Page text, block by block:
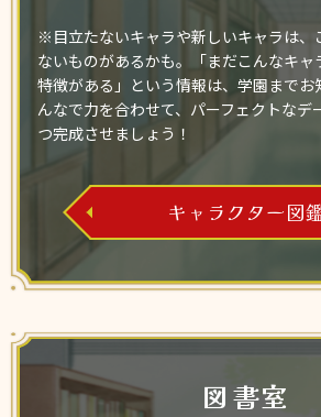
※目立たないキャラや新しいキャラは、
ないものがあるかも。「まだこんなキャ
特徴がある」という情報は、学園まで
んなで力を合わせて、パーフェクトなデ
つ完成させましょう！
キャラクター図
図書室